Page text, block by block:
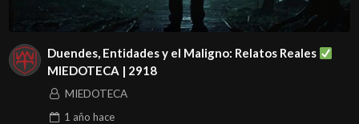
Duendes, Entidades y el Maligno: Relatos Reales
MIEDOTECA | 2918
MIEDOTECA
1 año hace